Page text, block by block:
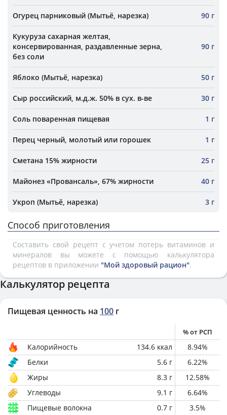
Огурец парниковый (Мытьё, нарезка) 90 г
Кукуруза сахарная желтая,
консервированная, раздавленные зерна,
без соли
90 г
Яблоко (Мытьё, нарезка) 50 г
Сыр российский, м.д.ж. 50% в сух. в-ве 30 г
Соль поваренная пищевая 1 г
Перец черный, молотый или горошек 1 г
Сметана 15% жирности 25 г
Майонез «Провансаль», 67% жирности 40 г
Укроп (Мытьё, нарезка) 3 г
Способ приготовления
Составить свой рецепт с учетом потерь витаминов и
минералов вы можете с помощью калькулятора
рецептов в приложении "Мой здоровый рацион".
Калькулятор рецепта
Пищевая ценность на 100 г
% от РСП
Калорийность 134.6 ккал 8.94%
Белки
5.6 г 6.22%
Жиры
8.3 г 12.58%
Углеводы
9.1 г 6.64%
Пищевые волокна
0.7 г 3.5%